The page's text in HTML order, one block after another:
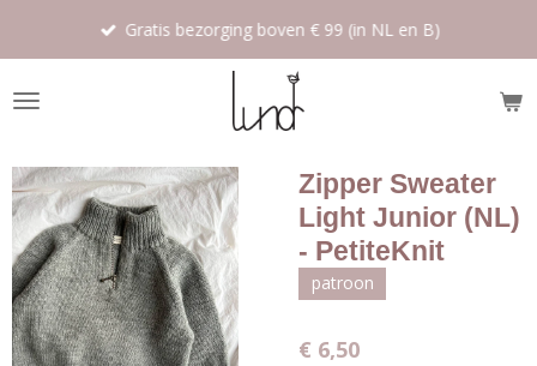
de
Gratis bezorging boven € 99 (in NL en B)
Zipper Sweater
Light Junior (NL)
- PetiteKnit
patroon
€ 6,50